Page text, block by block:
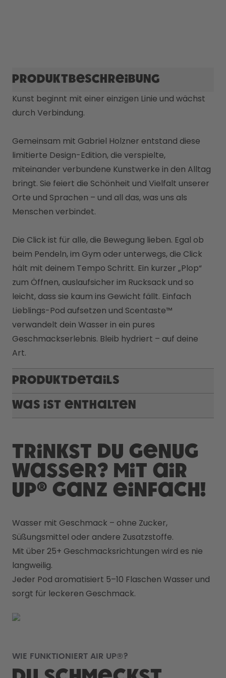
Produktbeschreibung
Kunst beginnt mit einer einzigen Linie und wächst
durch Verbindung.
Gemeinsam mit Gabriel Holzner entstand diese
limitierte Design-Edition, die verspielte,
miteinander verbundene Kunstwerke in den Alltag
bringt. Sie feiert die Schönheit und Vielfalt unserer
Orte und Sprachen – und all das, was uns als
Menschen verbindet.
Die Click ist für alle, die Bewegung lieben. Egal ob
beim Pendeln, im Gym oder unterwegs, die Click
hält mit deinem Tempo Schritt. Ein kurzer „Plop“
zum Öffnen, auslaufsicher im Rucksack und so
leicht, dass sie kaum ins Gewicht fällt. Einfach
Lieblings-Pod aufsetzen und Scentaste™
verwandelt dein Wasser in ein pures
Geschmackserlebnis. Bleib hydriert – auf deine
Art.
Produktdetails
Was ist enthalten
Trinkst du genug
Wasser? Mit air
up® ganz einfach!
Wasser mit Geschmack – ohne Zucker,
Süßungsmittel oder andere Zusatzstoffe.
Mit über 25+ Geschmacksrichtungen wird es nie
langweilig.
Jeder Pod aromatisiert 5–10 Flaschen Wasser und
sorgt für leckeren Geschmack.
WIE FUNKTIONIERT AIR UP®?